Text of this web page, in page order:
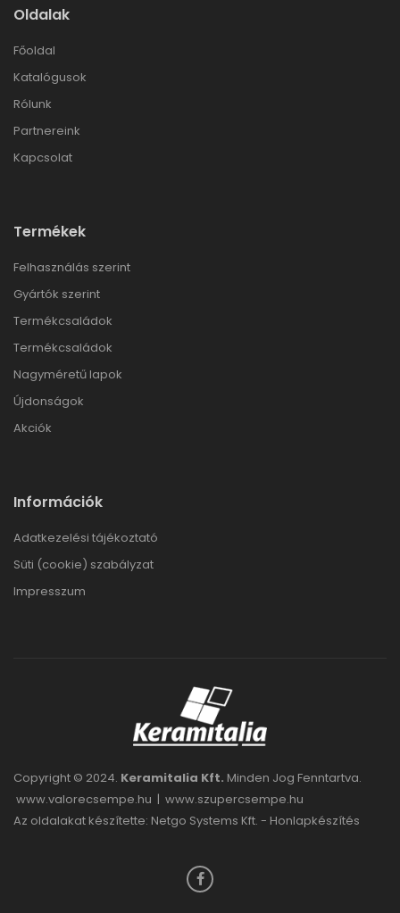
Oldalak
Főoldal
Katalógusok
Rólunk
Partnereink
Kapcsolat
Termékek
Felhasználás szerint
Gyártók szerint
Termékcsaládok
Termékcsaládok
Nagyméretű lapok
Újdonságok
Akciók
Információk
Adatkezelési tájékoztató
Süti (cookie) szabályzat
Impresszum
Copyright © 2024. Keramitalia Kft. Minden Jog Fenntartva.
www.valorecsempe.hu | www.szupercsempe.hu
Az oldalakat készítette: Netgo Systems Kft. - Honlapkészítés